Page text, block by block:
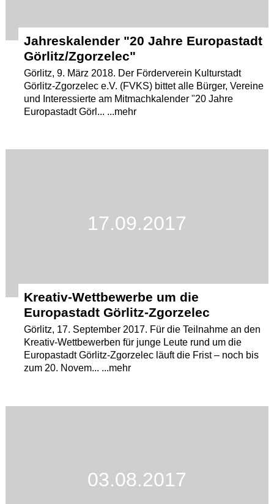
Jahreskalender "20 Jahre Europastadt
Görlitz/Zgorzelec"
Görlitz, 9. März 2018. Der Förderverein Kulturstadt
Görlitz-Zgorzelec e.V. (FVKS) bittet alle Bürger, Vereine
und Interessierte am Mitmachkalender "20 Jahre
Europastadt Görl... ...mehr
17.09.2017
Kreativ-Wettbewerbe um die
Europastadt Görlitz-Zgorzelec
Görlitz, 17. September 2017. Für die Teilnahme an den
Kreativ-Wettbewerben für junge Leute rund um die
Europastadt Görlitz-Zgorzelec läuft die Frist – noch bis
zum 20. Novem... ...mehr
03.08.2017